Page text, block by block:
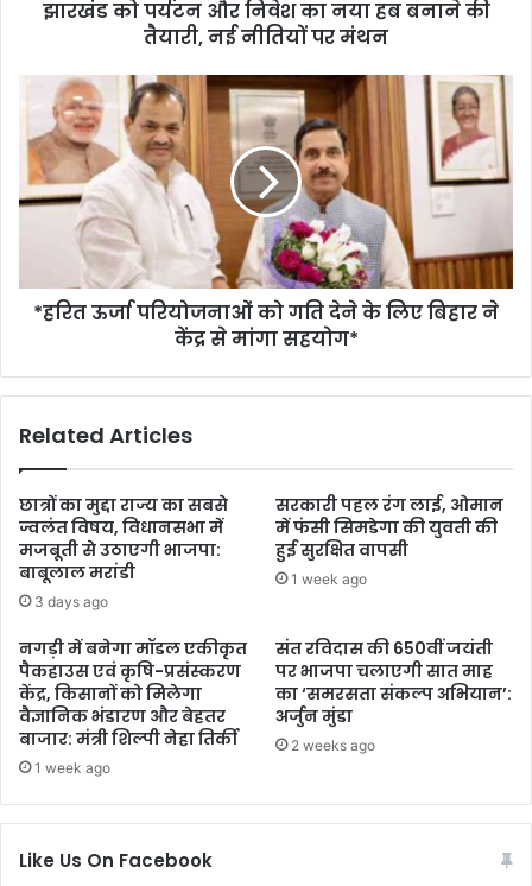
झारखंड को पर्यटन और निवेश का नया हब बनाने की
तैयारी, नई नीतियों पर मंथन
*हरित ऊर्जा परियोजनाओं को गति देने के लिए बिहार ने
केंद्र से मांगा सहयोग*
Related Articles
छात्रों का मुद्दा राज्य का सबसे
ज्वलंत विषय, विधानसभा में
मजबूती से उठाएगी भाजपा:
बाबूलाल मरांडी
3 days ago
सरकारी पहल रंग लाई, ओमान
में फंसी सिमडेगा की युवती की
हुई सुरक्षित वापसी
1 week ago
नगड़ी में बनेगा मॉडल एकीकृत
पैकहाउस एवं कृषि-प्रसंस्करण
केंद्र, किसानों को मिलेगा
वैज्ञानिक भंडारण और बेहतर
बाजार: मंत्री शिल्पी नेहा तिर्की
1 week ago
संत रविदास की 650वीं जयंती
पर भाजपा चलाएगी सात माह
का ‘समरसता संकल्प अभियान’:
अर्जुन मुंडा
2 weeks ago
Like Us On Facebook